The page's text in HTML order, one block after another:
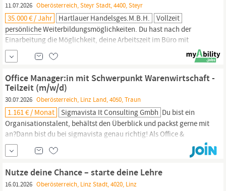
11.07.2026 Oberösterreich, Steyr Stadt, 4400, Steyr
35.000 € / Jahr Hartlauer Handelsges.m.b.H.
Vollzeit
persönlicheWeiterbildungsmöglichkeiten. Du hast nach der
Einarbeitung die Möglichkeit, deine Arbeitszeit im Büro mit
Homeoffice Tagen zu kombinieren. Unsere löwenstarken Benefits
wie ein eigener Fitnessraum, ein eScooter auch zur privaten
ab dem Start bei uns. Deine Beute Für Einstiegslöw...
Office Manager:in mit Schwerpunkt Warenwirtschaft -
Teilzeit (m/w/d)
30.07.2026 Oberösterreich, Linz Land, 4050, Traun
1.161 € / Monat Sigmavista It Consulting Gmbh Du bist ein
Organisationstalent, behältst den Überblick und packst gerne mit
an?Dann bist du bei sigmavista genau richtig! Als Office &
Logistik
Assistenz
reibungslos läuft – von der Lagerorganisation bis hin zu
Nutze deine Chance – starte deine Lehre
16.01.2026 Oberösterreich, Linz Stadt, 4020, Linz